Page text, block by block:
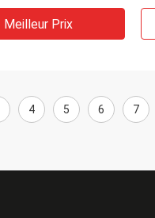
Meilleur Prix
4 5 6 7